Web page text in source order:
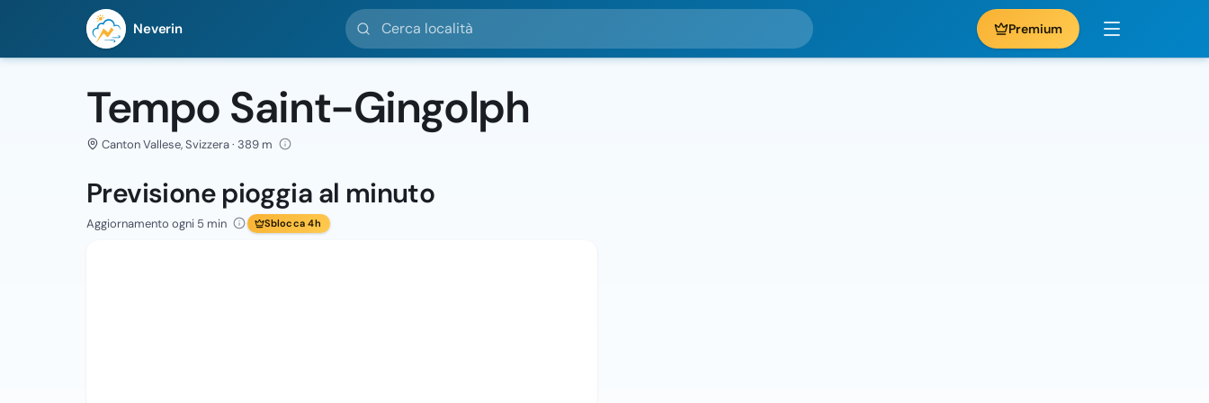
Neverin
Cerca località
Premium
Tempo Saint-Gingolph
Canton Vallese, Svizzera · 389 m
Previsione pioggia al minuto
Aggiornamento ogni 5 min Sblocca 4h